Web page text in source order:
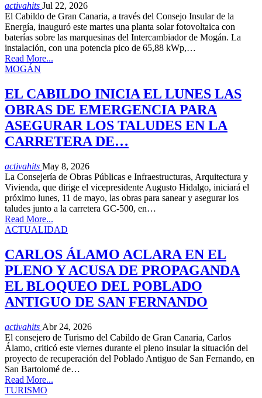
activahits Jul 22, 2026
El Cabildo de Gran Canaria, a través del Consejo Insular de la
Energía, inauguró este martes una planta solar fotovoltaica con
baterías sobre las marquesinas del Intercambiador de Mogán. La
instalación, con una potencia pico de 65,88 kWp,…
Read More...
MOGÁN
EL CABILDO INICIA EL LUNES LAS
OBRAS DE EMERGENCIA PARA
ASEGURAR LOS TALUDES EN LA
CARRETERA DE…
activahits May 8, 2026
La Consejería de Obras Públicas e Infraestructuras, Arquitectura y
Vivienda, que dirige el vicepresidente Augusto Hidalgo, iniciará el
próximo lunes, 11 de mayo, las obras para sanear y asegurar los
taludes junto a la carretera GC-500, en…
Read More...
ACTUALIDAD
CARLOS ÁLAMO ACLARA EN EL
PLENO Y ACUSA DE PROPAGANDA
EL BLOQUEO DEL POBLADO
ANTIGUO DE SAN FERNANDO
activahits Abr 24, 2026
El consejero de Turismo del Cabildo de Gran Canaria, Carlos
Álamo, criticó este viernes durante el pleno insular la situación del
proyecto de recuperación del Poblado Antiguo de San Fernando, en
San Bartolomé de…
Read More...
TURISMO